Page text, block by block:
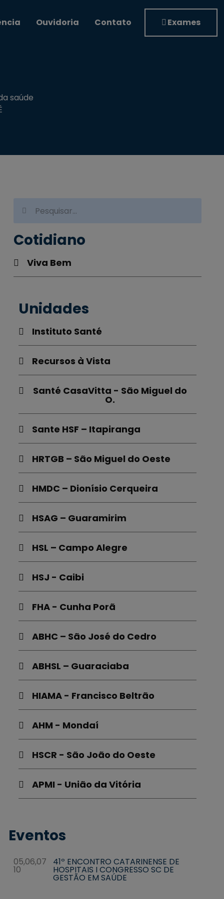
Ouvidoria Contato Exames
saúde
Cotidiano
Viva Bem
Unidades
Instituto Santé
Recursos à Vista
Santé CasaVitta - São Miguel do
O.
Sante HSF – Itapiranga
HRTGB – São Miguel do Oeste
HMDC – Dionísio Cerqueira
HSAG – Guaramirim
HSL – Campo Alegre
HSJ - Caibi
FHA - Cunha Porã
ABHC – São José do Cedro
ABHSL – Guaraciaba
HIAMA - Francisco Beltrão
AHM - Mondaí
HSCR - São João do Oeste
APMI - União da Vitória
Eventos
05,06,07
10
41º ENCONTRO CATARINENSE DE
HOSPITAIS I CONGRESSO SC DE
GESTÃO EM SAÚDE